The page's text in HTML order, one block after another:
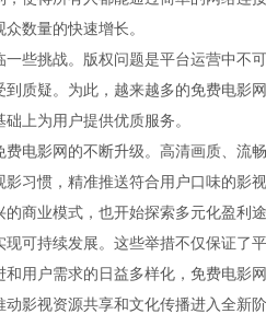
数量的快速增长。
些挑战。版权问题是平台运营中不
质疑。为此，越来越多的免费电影
上为用户提供优质服务。
电影网的不断升级。高清画质、流
习惯，精准推送符合用户口味的影
商业模式，也开始探索多元化盈利
可持续发展。这些举措不仅保证了
用户需求的日益多样化，免费电影
影视资源共享和文化传播进入全新